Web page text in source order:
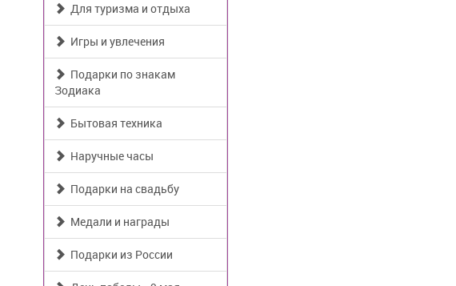
Для туризма и отдыха
Игры и увлечения
Подарки по знакам
Зодиака
Бытовая техника
Наручные часы
Подарки на свадьбу
Медали и награды
Подарки из России